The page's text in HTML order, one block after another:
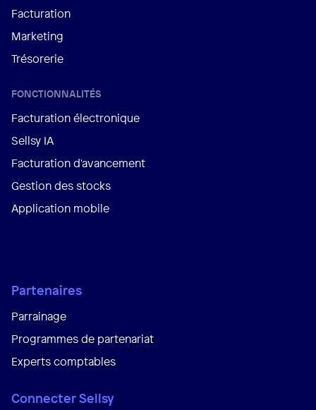
Facturation
Marketing
Trésorerie
FONCTIONNALITÉS
Facturation électronique
Sellsy IA
Facturation d'avancement
Gestion des stocks
Application mobile
Partenaires
Parrainage
Programmes de partenariat
Experts comptables
Connecter Sellsy